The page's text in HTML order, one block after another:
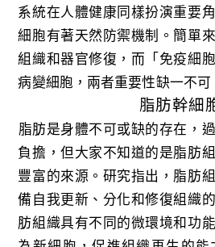
系統在人體健康同樣扮演重要
細胞有著天然防禦機制。簡單
組織和器官修復，而「免疫細
病變細胞，兩者重要性缺一不可
脂肪幹細
脂肪是身體不可或缺的存在，
負擔，但大家不知道的是脂肪
豐富的來源。研究指出，脂肪
備自我更新、分化和修復組織
肪組織具有不同的微環境和功